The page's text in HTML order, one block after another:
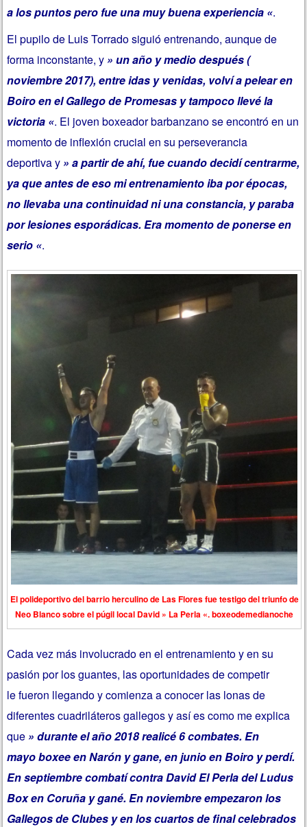
a los puntos pero fue una muy buena experiencia «.
El pupilo de Luis Torrado siguió entrenando, aunque de
forma inconstante, y » un año y medio después (
noviembre 2017), entre idas y venidas, volví a pelear en
Boiro en el Gallego de Promesas y tampoco llevé la
victoria «. El joven boxeador barbanzano se encontró en un
momento de inflexión crucial en su perseverancia
deportiva y » a partir de ahí, fue cuando decidí centrarme,
ya que antes de eso mi entrenamiento iba por épocas,
no llevaba una continuidad ni una constancia, y paraba
por lesiones esporádicas. Era momento de ponerse en
serio «.
El polideportivo del barrio herculino de Las Flores fue testigo del triunfo de
Neo Blanco sobre el púgil local David » La Perla «. boxeodemedianoche
Cada vez más involucrado en el entrenamiento y en su
pasión por los guantes, las oportunidades de competir
le fueron llegando y comienza a conocer las lonas de
diferentes cuadriláteros gallegos y así es como me explica
que » durante el año 2018 realicé 6 combates. En
mayo boxee en Narón y gane, en junio en Boiro y perdí.
En septiembre combatí contra David El Perla del Ludus
Box en Coruña y gané. En noviembre empezaron los
Gallegos de Clubes y en los cuartos de final celebrados